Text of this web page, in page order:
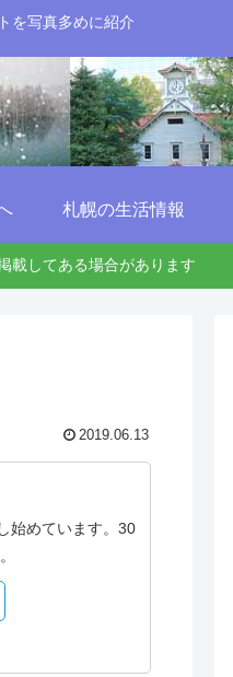
を写真多めに紹介
札幌の生活情報
載してある場合があります
2019.06.13
始めています。30